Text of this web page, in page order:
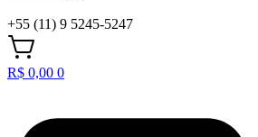
+55 (11) 9 5245-5247
R$ 0,00 0